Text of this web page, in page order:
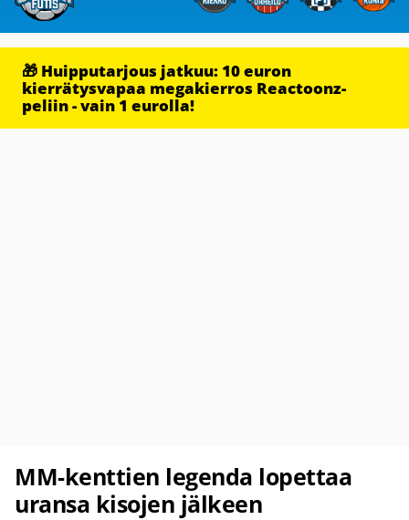
🎁 Huipputarjous jatkuu: 10 euron
kierrätysvapaa megakierros Reactoonz-
peliin - vain 1 eurolla!
MM-kenttien legenda lopettaa
uransa kisojen jälkeen